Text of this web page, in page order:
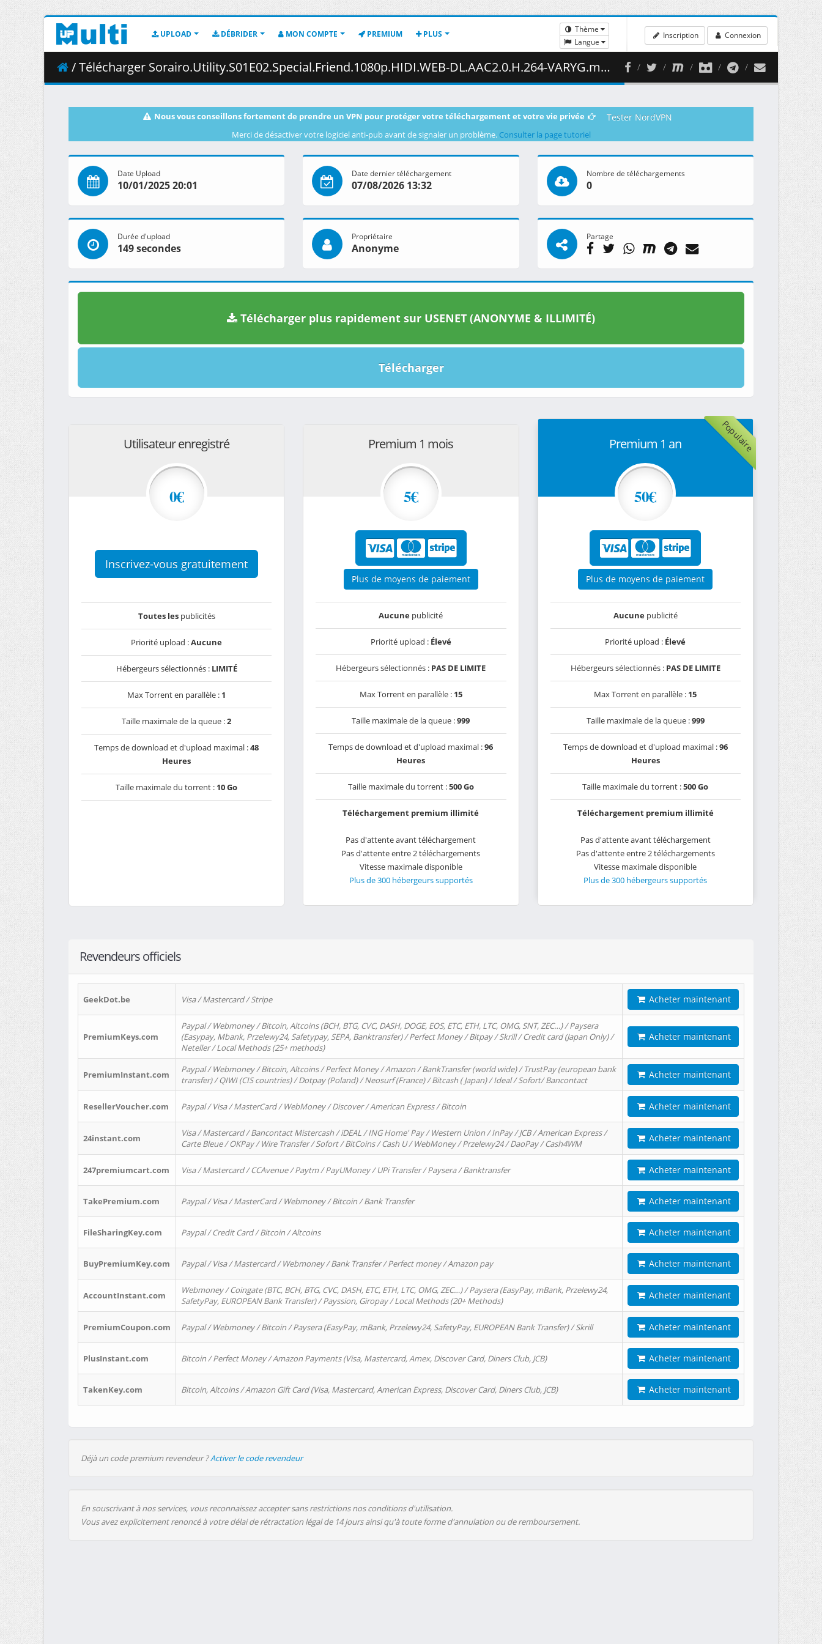
UPLOAD DÉBRIDER MON COMPTE PREMIUM PLUS
Thème
Langue
Inscription Connexion
/ Télécharger Sorairo.Utility.S01E02.Special.Friend.1080p.HIDI.WEB-DL.AAC2.0.H.264-VARYG.mkv.002 ( 456.56 MB )
Nous vous conseillons fortement de prendre un VPN pour protéger votre téléchargement et votre vie privée Tester NordVPN
Merci de désactiver votre logiciel anti-pub avant de signaler un problème. Consulter la page tutoriel
Date Upload
10/01/2025 20:01
Date dernier téléchargement
07/08/2026 13:32
Nombre de téléchargements
0
Durée d'upload
149 secondes
Propriétaire
Anonyme
Partage
Télécharger plus rapidement sur USENET (ANONYME & ILLIMITÉ)
Télécharger
Utilisateur enregistré
0€
Inscrivez-vous gratuitement
Toutes lespublicités
Priorité upload :Aucune
Hébergeurs sélectionnés : LIMITÉ
Max Torrent en parallèle : 1
Taille maximale de la queue :2
Temps de download et d'upload maximal :48
Heures
Taille maximale du torrent : 10 Go
Premium 1 mois
5€
Plus de moyens de paiement
Aucune publicité
Priorité upload : Élevé
Hébergeurs sélectionnés : PAS DE LIMITE
Max Torrent en parallèle : 15
Taille maximale de la queue :999
Temps de download et d'upload maximal :96
Heures
Taille maximale du torrent :500 Go
Téléchargement premium illimité
Pas d'attente avant téléchargement
Pas d'attente entre 2 téléchargements
Vitesse maximale disponible
Plus de 300 hébergeurs supportés
Populaire
Premium 1 an
50€
Plus de moyens de paiement
Aucunepublicité
Priorité upload : Élevé
Hébergeurs sélectionnés : PAS DE LIMITE
Max Torrent en parallèle : 15
Taille maximale de la queue :999
Temps de download et d'upload maximal :96
Heures
Taille maximale du torrent :500 Go
Téléchargement premium illimité
Pas d'attente avant téléchargement
Pas d'attente entre 2 téléchargements
Vitesse maximale disponible
Plus de 300 hébergeurs supportés
Revendeurs officiels
GeekDot.be Visa / Mastercard / Stripe Acheter maintenant
PremiumKeys.com
Paypal / Webmoney / Bitcoin, Altcoins (BCH, BTG, CVC, DASH, DOGE, EOS, ETC, ETH, LTC, OMG, SNT, ZEC…) / Paysera
(Easypay, Mbank, Przelewy24, Safetypay, SEPA, Banktransfer) / Perfect Money / Bitpay / Skrill / Credit card (Japan Only) /
Neteller / Local Methods (25+ methods)
Acheter maintenant
PremiumInstant.com
Paypal / Webmoney / Bitcoin, Altcoins / Perfect Money / Amazon / BankTransfer (world wide) / TrustPay (european bank
transfer) / QIWI (CIS countries) / Dotpay (Poland) / Neosurf (France) / Bitcash ( Japan) / Ideal / Sofort/ Bancontact
Acheter maintenant
ResellerVoucher.com Paypal / Visa / MasterCard / WebMoney / Discover / American Express / Bitcoin Acheter maintenant
24instant.com
Visa / Mastercard / Bancontact Mistercash / iDEAL / ING Home' Pay / Western Union / InPay / JCB / American Express /
Carte Bleue / OKPay / Wire Transfer / Sofort / BitCoins / Cash U / WebMoney / Przelewy24 / DaoPay / Cash4WM
Acheter maintenant
247premiumcart.com Visa / Mastercard / CCAvenue / Paytm / PayUMoney / UPi Transfer / Paysera / Banktransfer Acheter maintenant
TakePremium.com Paypal / Visa / MasterCard / Webmoney / Bitcoin / Bank Transfer Acheter maintenant
FileSharingKey.com Paypal / Credit Card / Bitcoin / Altcoins Acheter maintenant
BuyPremiumKey.com Paypal / Visa / Mastercard / Webmoney / Bank Transfer / Perfect money / Amazon pay Acheter maintenant
AccountInstant.com
Webmoney / Coingate (BTC, BCH, BTG, CVC, DASH, ETC, ETH, LTC, OMG, ZEC…) / Paysera (EasyPay, mBank, Przelewy24,
SafetyPay, EUROPEAN Bank Transfer) / Payssion, Giropay / Local Methods (20+ Methods)
Acheter maintenant
PremiumCoupon.com Paypal / Webmoney / Bitcoin / Paysera (EasyPay, mBank, Przelewy24, SafetyPay, EUROPEAN Bank Transfer) / Skrill Acheter maintenant
PlusInstant.com Bitcoin / Perfect Money / Amazon Payments (Visa, Mastercard, Amex, Discover Card, Diners Club, JCB) Acheter maintenant
TakenKey.com Bitcoin, Altcoins / Amazon Gift Card (Visa, Mastercard, American Express, Discover Card, Diners Club, JCB) Acheter maintenant
Déjà un code premium revendeur ?Activer le code revendeur
En souscrivant à nos services, vous reconnaissez accepter sans restrictions nos conditions d'utilisation.
Vous avez explicitement renoncé à votre délai de rétractation légal de 14 jours ainsi qu'à toute forme d'annulation ou de remboursement.